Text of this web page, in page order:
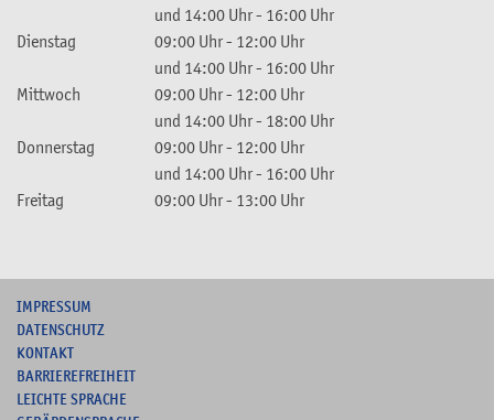
und 14:00 Uhr- 16:00 Uhr
Dienstag
09:00 Uhr- 12:00 Uhr
und 14:00 Uhr- 16:00 Uhr
Mittwoch
09:00 Uhr- 12:00 Uhr
und 14:00 Uhr- 18:00 Uhr
Donnerstag
09:00 Uhr- 12:00 Uhr
und 14:00 Uhr- 16:00 Uhr
Freitag
09:00 Uhr- 13:00 Uhr
IMPRESSUM
DATENSCHUTZ
KONTAKT
BARRIEREFREIHEIT
LEICHTE SPRACHE